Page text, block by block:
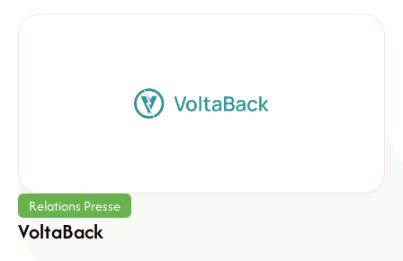
Relations Presse
VoltaBack